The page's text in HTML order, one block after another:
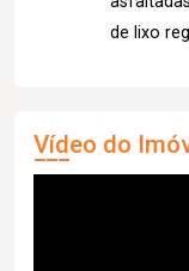
de lixo
Vídeo do